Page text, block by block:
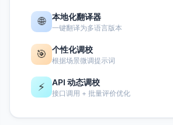
🌐 本地化翻译器
一键翻译为多语言版本
🎯 个性化调校
根据场景微调提示词
⚡ API 动态调校
接口调用 + 批量评价优化